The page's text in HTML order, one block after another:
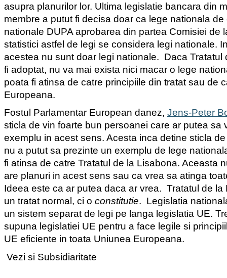
asupra planurilor lor. Ultima legislatie bancara din
membre a putut fi decisa doar ca lege nationala
nationale DUPA aprobarea din partea Comisiei de
statistici astfel de legi se considera legi nationale.
acestea nu sunt doar legi nationale. Daca Tratatul
fi adoptat, nu va mai exista nici macar o lege
poata fi atinsa de catre principiile din tratat sau de
Europeana.
Fostul Parlamentar European danez, Jens-Peter
sticla de vin foarte bun persoanei care ar putea sa
exemplu in acest sens. Acesta inca detine sticla
nu a putut sa prezinte un exemplu de lege
fi atinsa de catre Tratatul de la Lisabona. Aceasta
are planuri in acest sens sau ca vrea sa atinga
Ideea este ca ar putea daca ar vrea. Tratatul de la
un tratat normal, ci o constitutie. Legislatia
un sistem separat de legi pe langa legislatia UE.
supuna legislatiei UE pentru a face legile si
UE eficiente in toata Uniunea Europeana.
Vezi si Subsidiaritate